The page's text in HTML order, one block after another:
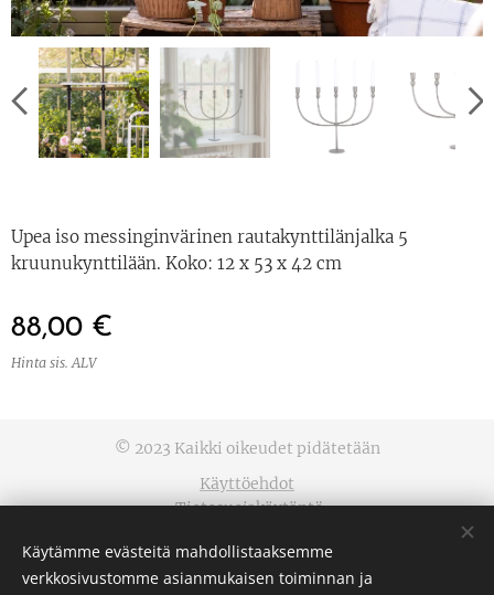
Upea iso messinginvärinen rautakynttilänjalka 5
kruunukynttilään. Koko: 12 x 53 x 42 cm
88,00 €
Hinta sis. ALV
© 2023 Kaikki oikeudet pidätetään
Käyttöehdot
Tietosuojakäytäntö
Evästeet
Kielet
Käytämme evästeitä mahdollistaaksemme
verkkosivustomme asianmukaisen toiminnan ja